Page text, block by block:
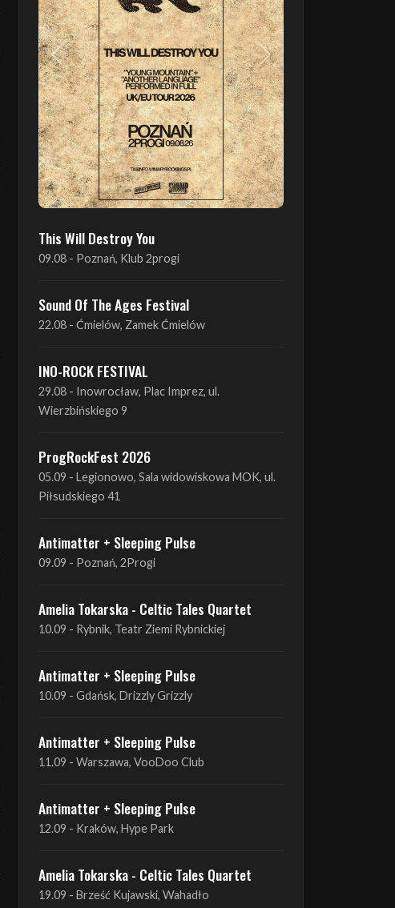
Poprzedni Następny
This Will Destroy You
09.08 - Poznań, Klub 2progi
Sound Of The Ages Festival
22.08 - Ćmielów, Zamek Ćmielów
INO-ROCK FESTIVAL
29.08 - Inowrocław, Plac Imprez, ul.
ProgRockFest 2026
05.09 - Legionowo, Sala widowiskowa MOK, ul.
Antimatter + Sleeping Pulse
09.09 - Poznań, 2Progi
Amelia Tokarska - Celtic Tales Quartet
10.09 - Rybnik, Teatr Ziemi Rybnickiej
Antimatter + Sleeping Pulse
10.09 - Gdańsk, Drizzly Grizzly
Antimatter + Sleeping Pulse
11.09 - Warszawa, VooDoo Club
Antimatter + Sleeping Pulse
12.09 - Kraków, Hype Park
Amelia Tokarska - Celtic Tales Quartet
19.09 - Brześć Kujawski, Wahadło
Liquid Shadows
19.09 - Kościan, Kościańskim Ośrodku Kultury